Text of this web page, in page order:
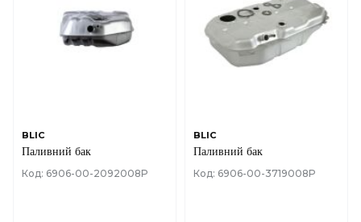
BLIC
Паливний бак
Код: 6906-00-2092008P
BLIC
Паливний бак
Код: 6906-00-3719008P